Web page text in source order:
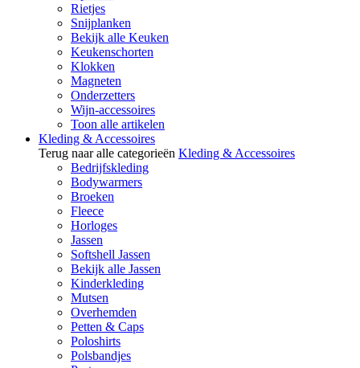
Rietjes
Snijplanken
Bekijk alle Keuken
Keukenschorten
Klokken
Magneten
Onderzetters
Wijn-accessoires
Toon alle artikelen
Kleding & Accessoires
Terug naar alle categorieën Kleding & Accessoires
Bedrijfskleding
Bodywarmers
Broeken
Fleece
Horloges
Jassen
Softshell Jassen
Bekijk alle Jassen
Kinderkleding
Mutsen
Overhemden
Petten & Caps
Poloshirts
Polsbandjes